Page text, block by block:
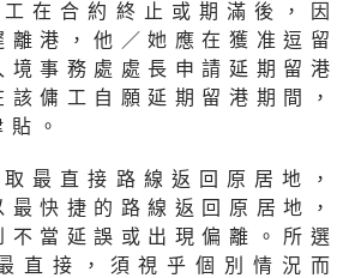
在合約終止或期滿後，因
離港，他／她應在獲准逗留
境事務處處長申請延期留港
該傭工自願延期留港期間，
。
最直接路線返回原居地，
最快捷的路線返回原居地，
不當延誤或出現偏離。所選
直接，須視乎個別情況而